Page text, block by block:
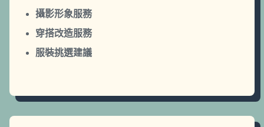
攝影形象服務
穿搭改造服務
服裝挑選建議